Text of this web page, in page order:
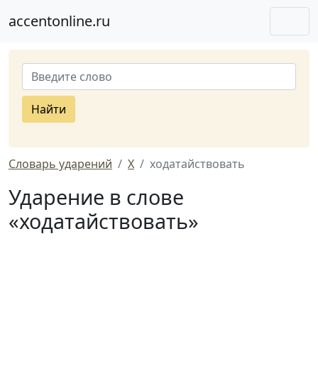
accentonline.ru
Найти
Словарь ударений Х ходатайствовать
Ударение в слове
«ходатайствовать»